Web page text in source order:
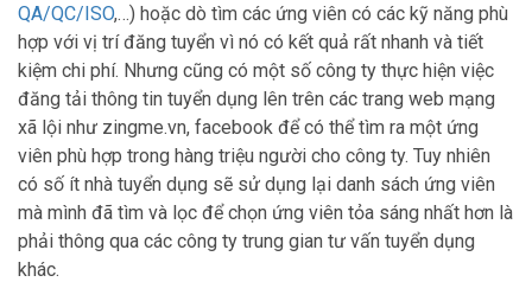
QA/QC/ISO,…) hoặc dò tìm các ứng viên có các kỹ năng phù
hợp với vị trí đăng tuyển vì nó có kết quả rất nhanh và tiết
kiệm chi phí. Nhưng cũng có một số công ty thực hiện việc
đăng tải thông tin tuyển dụng lên trên các trang web mạng
xã lội như zingme.vn, facebook để có thể tìm ra một ứng
viên phù hợp trong hàng triệu người cho công ty. Tuy nhiên
có số ít nhà tuyển dụng sẽ sử dụng lại danh sách ứng viên
mà mình đã tìm và lọc để chọn ứng viên tỏa sáng nhất hơn là
phải thông qua các công ty trung gian tư vấn tuyển dụng
khác.